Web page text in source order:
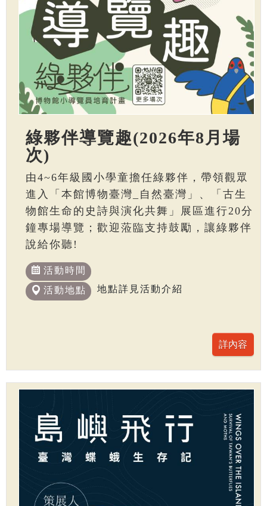
綠夥伴導覽趣(2026年8月場
次)
由4~6年級國小學童擔任綠夥伴，帶領觀眾
進入「本館博物臺灣_自然臺灣」、「古生
物館生命的史詩與演化共舞」展區進行20分
鐘專場導覽；歡迎蒞臨支持鼓勵，讓綠夥伴
說給你聽!
活動時間
活動地點
地點詳見活動介紹